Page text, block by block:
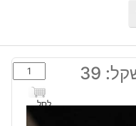
מוט מאבן לברדורייט משקל: 39
כמות
של
מוט
מאבן
לסל